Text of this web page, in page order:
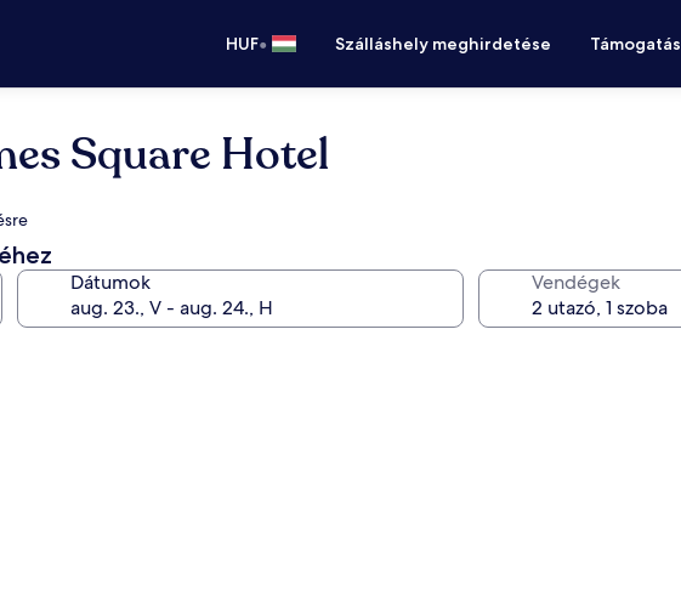
HUF• Szálláshely meghirdetése Támogatás
Square Hotel
Dátumok Vendégek